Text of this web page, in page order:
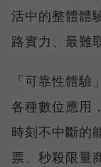
活中的整體體
路實力、最難
「可靠性體
各種數位應用
時刻不中斷的
票、秒殺限量